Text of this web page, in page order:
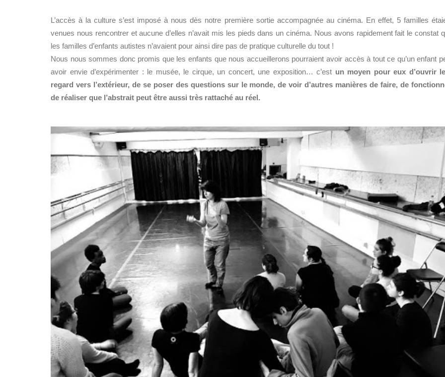
L’accès à la culture s’est imposé à nous dès notre première sortie accompagnée au cinéma. En effet, 5 familles
venues nous rencontrer et aucune d’elles n’avait mis les pieds dans un cinéma. Nous avons rapidement fait le constat
les familles d’enfants autistes n’avaient pour ainsi dire pas de pratique culturelle du tout !
Nous nous sommes donc promis que les enfants que nous accueillerons pourraient avoir accès à tout ce qu’un enfant
avoir envie d’expérimenter : le musée, le cirque, un concert, une exposition… c’est un moyen pour eux d’ouvrir
regard vers l’extérieur, de se poser des questions sur le monde, de voir d’autres manières de faire, de
de réaliser que l’abstrait peut être aussi très rattaché au réel.